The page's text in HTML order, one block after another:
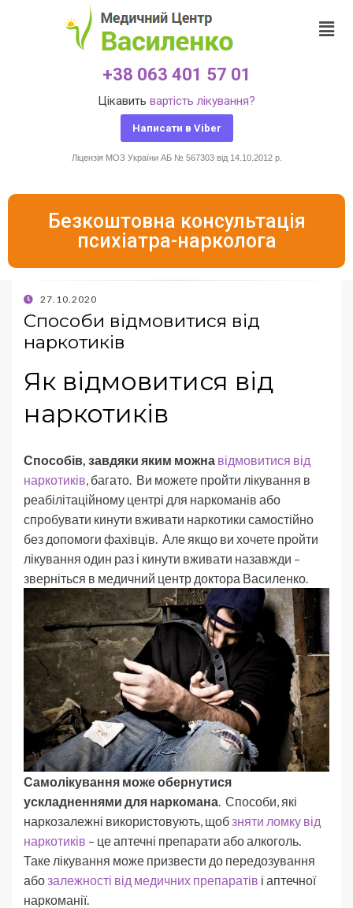
+38 063 401 57 01
Цікавить вартість лікування?
Написати в Viber
Ліцензія МОЗ України АБ № 567303 від 14.10.2012 р.
Безкоштовна консультація
психіатра-нарколога
27.10.2020
Способи відмовитися від
наркотиків
Як відмовитися від
наркотиків
Способів, завдяки яким можна відмовитися від
наркотиків, багато. Ви можете пройти лікування в
реабілітаційному центрі для наркоманів або
спробувати кинути вживати наркотики самостійно
без допомоги фахівців. Але якщо ви хочете пройти
лікування один раз і кинути вживати назавжди –
зверніться в медичний центр доктора Василенко.
Самолікування може обернутися
ускладненнями для наркомана. Способи, які
наркозалежні використовують, щобзняти ломку від
наркотиків – це аптечні препарати або алкоголь.
Таке лікування може призвести до передозування
абозалежності від медичних препаратів і аптечної
наркоманії.